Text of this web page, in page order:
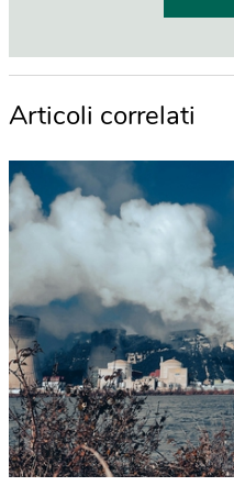
Articoli correlati